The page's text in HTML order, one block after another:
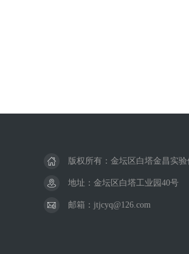
版权所有：金坛区白塔金昌实验
地址：金坛区白塔工业园40号
邮箱：jtjcyq@126.com